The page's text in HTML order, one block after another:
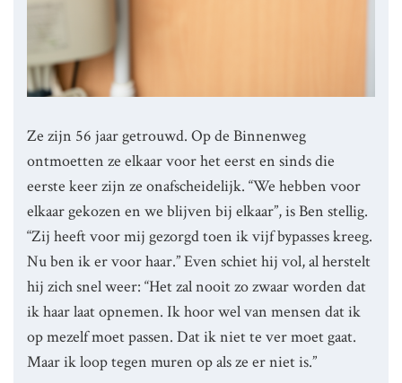
Ze zijn 56 jaar getrouwd. Op de Binnenweg
ontmoetten ze elkaar voor het eerst en sinds die
eerste keer zijn ze onafscheidelijk. “We hebben voor
elkaar gekozen en we blijven bij elkaar”, is Ben stellig.
“Zij heeft voor mij gezorgd toen ik vijf bypasses kreeg.
Nu ben ik er voor haar.” Even schiet hij vol, al herstelt
hij zich snel weer: “Het zal nooit zo zwaar worden dat
ik haar laat opnemen. Ik hoor wel van mensen dat ik
op mezelf moet passen. Dat ik niet te ver moet gaat.
Maar ik loop tegen muren op als ze er niet is.”